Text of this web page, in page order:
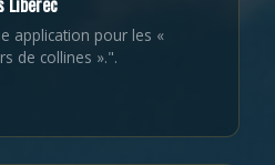
application pour les «
de collines ».".